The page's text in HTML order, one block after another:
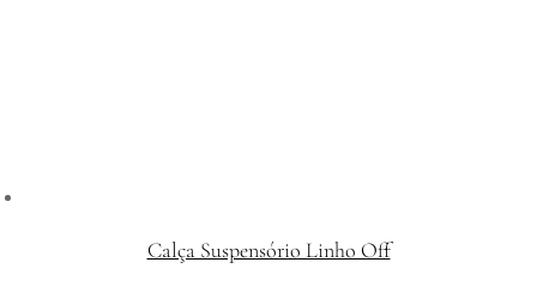
Calça Suspensório Linho Off